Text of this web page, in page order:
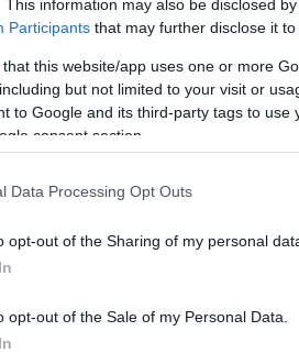
This information may also be disclosed
Participants that may further disclose it
that this website/app uses one or more
but not limited to your visit or
to Google and its third-party tags to
consent section.
Data Processing Opt Outs
opt-out of the Sharing of my personal
opt-out of the Sale of my Personal Data.
e Ilaria Maruotti. Nel 2017/18
stabilmente nel ruolo di
stagione ha giocato a
– commenta Giulia
in Serie A2.So che nel
Degortes. Mi è capitato di
rispetto nei suoi confronti.
della squadra, offrendo al
mi ha parlato
positive”.